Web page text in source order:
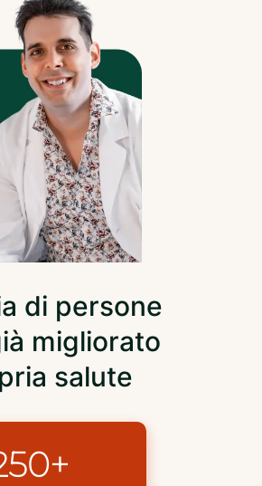
di persone
migliorato
salute